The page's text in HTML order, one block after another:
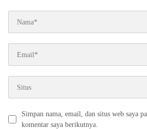
Simpan nama, email, dan situs web saya
komentar saya berikutnya.